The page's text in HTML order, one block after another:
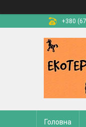
+380
Головна